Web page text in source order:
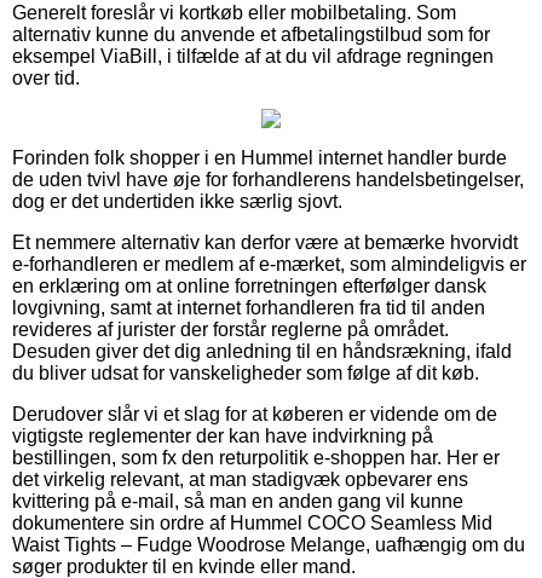
Generelt foreslår vi kortkøb eller mobilbetaling. Som
alternativ kunne du anvende et afbetalingstilbud som for
eksempel ViaBill, i tilfælde af at du vil afdrage regningen
over tid.
Forinden folk shopper i en Hummel internet handler burde
de uden tvivl have øje for forhandlerens handelsbetingelser,
dog er det undertiden ikke særlig sjovt.
Et nemmere alternativ kan derfor være at bemærke hvorvidt
e-forhandleren er medlem af e-mærket, som almindeligvis er
en erklæring om at online forretningen efterfølger dansk
lovgivning, samt at internet forhandleren fra tid til anden
revideres af jurister der forstår reglerne på området.
Desuden giver det dig anledning til en håndsrækning, ifald
du bliver udsat for vanskeligheder som følge af dit køb.
Derudover slår vi et slag for at køberen er vidende om de
vigtigste reglementer der kan have indvirkning på
bestillingen, som fx den returpolitik e-shoppen har. Her er
det virkelig relevant, at man stadigvæk opbevarer ens
kvittering på e-mail, så man en anden gang vil kunne
dokumentere sin ordre af Hummel COCO Seamless Mid
Waist Tights – Fudge Woodrose Melange, uafhængig om du
søger produkter til en kvinde eller mand.